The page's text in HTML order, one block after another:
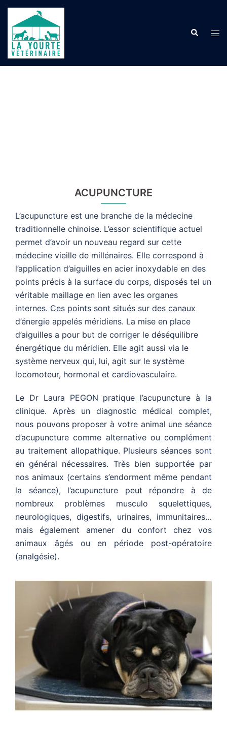
Aller
contenu
ACUPUNCTURE
L’acupuncture est une branche de la médecine
traditionnelle chinoise. L’essor scientifique actuel
permet d’avoir un nouveau regard sur cette
médecine vieille de millénaires. Elle correspond à
l’application d’aiguilles en acier inoxydable en des
points précis à la surface du corps, disposés tel un
véritable maillage en lien avec les organes
internes. Ces points sont situés sur des canaux
d’énergie appelés méridiens. La mise en place
d’aiguilles a pour but de corriger le déséquilibre
énergétique du méridien. Elle agit aussi via le
système nerveux qui, lui, agit sur le système
locomoteur, hormonal et cardiovasculaire.
Le Dr Laura PEGON pratique l’acupuncture à la
clinique. Après un diagnostic médical complet,
nous pouvons proposer à votre animal une séance
d’acupuncture comme alternative ou complément
au traitement allopathique. Plusieurs séances sont
en général nécessaires. Très bien supportée par
nos animaux (certains s’endorment même pendant
la séance), l’acupuncture peut répondre à de
nombreux problèmes musculo squelettiques,
neurologiques, digestifs, urinaires, immunitaires…
mais également amener du confort chez vos
animaux âgés ou en période post-opératoire
(analgésie).